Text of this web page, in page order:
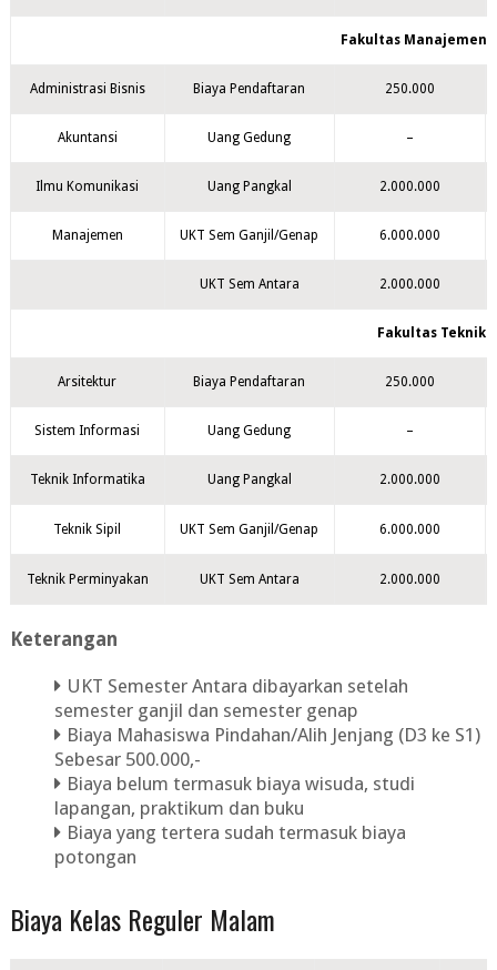
Fakultas Manajemen
Administrasi Bisnis Biaya Pendaftaran 250.000
Akuntansi Uang Gedung –
Ilmu Komunikasi Uang Pangkal 2.000.000
Manajemen UKT Sem Ganjil/Genap 6.000.000
UKT Sem Antara 2.000.000
Fakultas Teknik
Arsitektur Biaya Pendaftaran 250.000
Sistem Informasi Uang Gedung –
Teknik Informatika Uang Pangkal 2.000.000
Teknik Sipil UKT Sem Ganjil/Genap 6.000.000
Teknik Perminyakan UKT Sem Antara 2.000.000
Keterangan
UKT Semester Antara dibayarkan setelah
semester ganjil dan semester genap
Biaya Mahasiswa Pindahan/Alih Jenjang (D3 ke S1)
Sebesar 500.000,-
Biaya belum termasuk biaya wisuda, studi
lapangan, praktikum dan buku
Biaya yang tertera sudah termasuk biaya
potongan
Biaya Kelas Reguler Malam